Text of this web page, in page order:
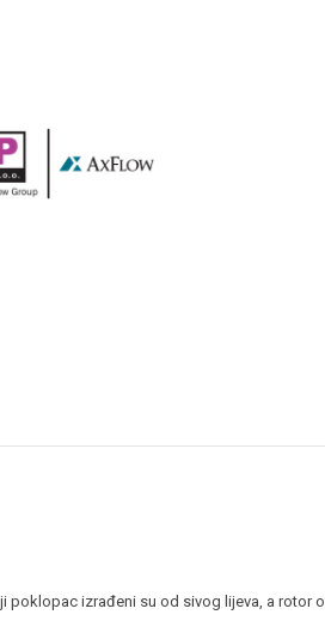
poklopac izrađeni su od sivog lijeva, a rotor